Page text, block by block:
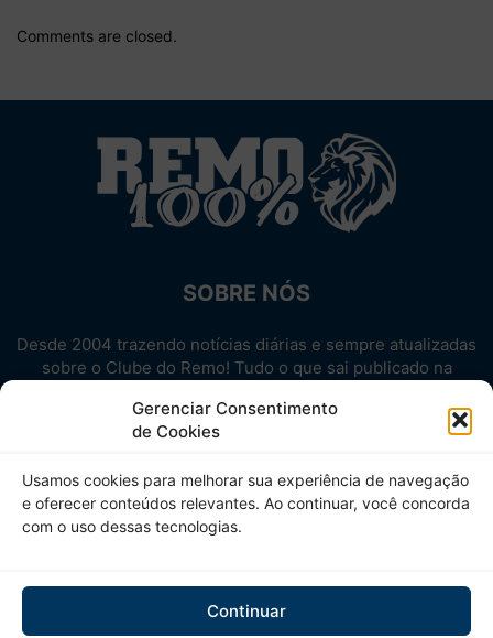
Gerenciar Consentimento
de Cookies
Usamos cookies para melhorar sua experiência de navegação
e oferecer conteúdos relevantes. Ao continuar, você concorda
com o uso dessas tecnologias.
Continuar
Comments are closed.
SOBRE NÓS
Desde 2004 trazendo notícias diárias e sempre atualizadas
sobre o Clube do Remo! Tudo o que sai publicado na
Aproveite! Site não-oficial.
SIGA-NOS